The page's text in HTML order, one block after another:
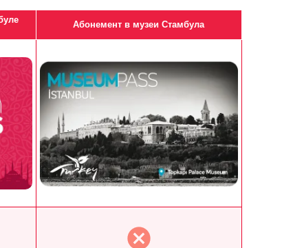
Абонемент в музеи Стамбула